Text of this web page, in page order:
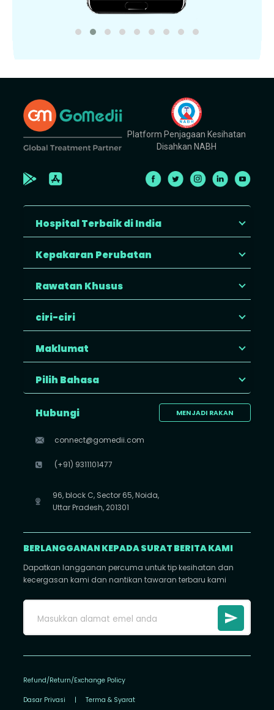
Platform Penjagaan Kesihatan
Disahkan NABH
Hospital Terbaik di India
Kepakaran Perubatan
Rawatan Khusus
ciri-ciri
Maklumat
Pilih Bahasa
MENJADI RAKAN
Hubungi
connect@gomedii.com
(+91) 9311101477
96, block C, Sector 65, Noida,
Uttar Pradesh, 201301
BERLANGGANAN KEPADA SURAT BERITA KAMI
Dapatkan langganan percuma untuk tip kesihatan dan
kecergasan kami dan nantikan tawaran terbaru kami
Refund/Return/Exchange Policy
Dasar Privasi | Terma & Syarat